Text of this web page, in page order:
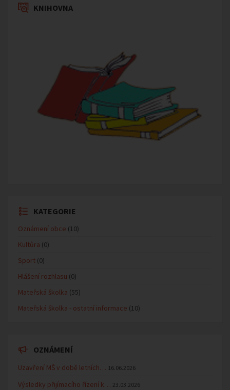
KNIHOVNA
KATEGORIE
Oznámení obce (10)
Kultůra (0)
Sport (0)
Hlášení rozhlasu (0)
Mateřská školka (55)
Mateřská školka - ostatní informace (10)
OZNÁMENÍ
Uzavření MŠ v době letních… 16.06.2026
Výsledky přijímacího řízení k… 23.03.2026